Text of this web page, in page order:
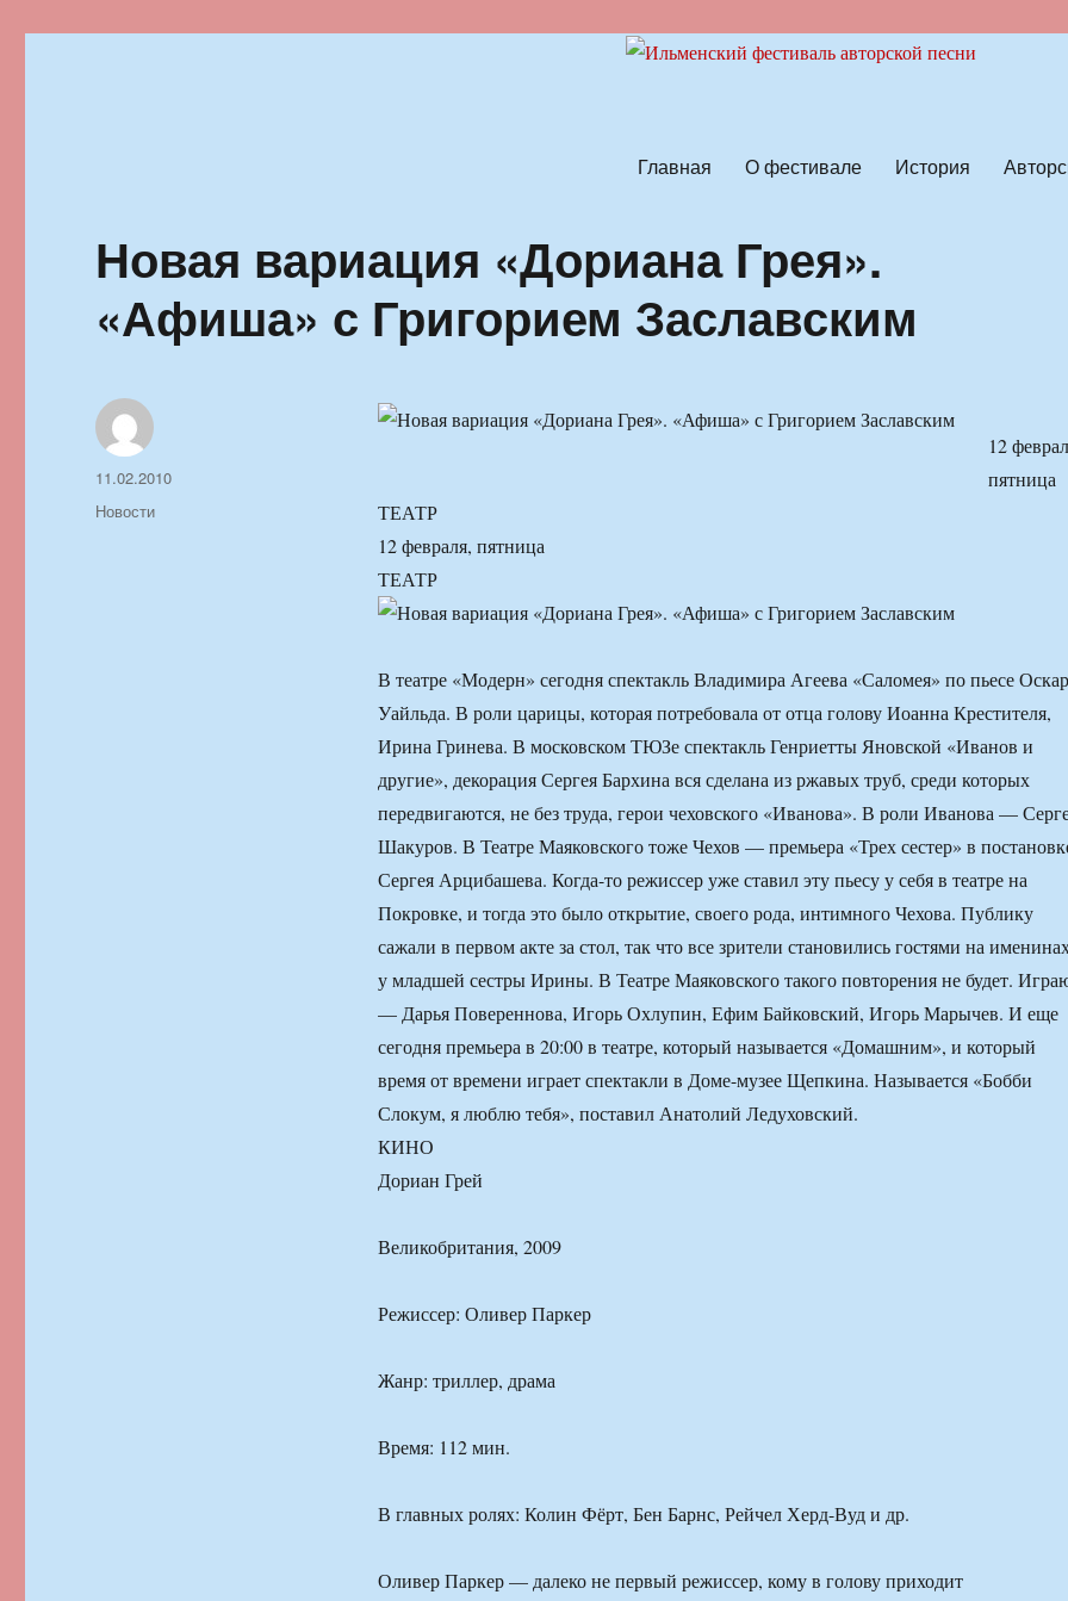
Главная О фестивале История
Новая вариация «Дориана Грея».
«Афиша» с Григорием Заславским
12
пятница
ТЕАТР
12 февраля, пятница
ТЕАТР
В театре «Модерн» сегодня спектакль Владимира Агеева «Саломея» по пьесе
Уайльда. В роли царицы, которая потребовала от отца голову Иоанна Крестителя,
Ирина Гринева. В московском ТЮЗе спектакль Генриетты Яновской «Иванов и
другие», декорация Сергея Бархина вся сделана из ржавых труб, среди которых
передвигаются, не без труда, герои чеховского «Иванова». В роли Иванова —
Шакуров. В Театре Маяковского тоже Чехов — премьера «Трех сестер» в
Сергея Арцибашева. Когда-то режиссер уже ставил эту пьесу у себя в театре на
Покровке, и тогда это было открытие, своего рода, интимного Чехова. Публику
сажали в первом акте за стол, так что все зрители становились гостями на
у младшей сестры Ирины. В Театре Маяковского такого повторения не будет.
— Дарья Повереннова, Игорь Охлупин, Ефим Байковский, Игорь Марычев. И еще
сегодня премьера в 20:00 в театре, который называется «Домашним», и который
время от времени играет спектакли в Доме-музее Щепкина. Называется «Бобби
Слокум, я люблю тебя», поставил Анатолий Ледуховский.
КИНО
Дориан Грей
Великобритания, 2009
Режиссер: Оливер Паркер
Жанр: триллер, драма
Время: 112 мин.
В главных ролях: Колин Фёрт, Бен Барнс, Рейчел Херд-Вуд и др.
Оливер Паркер — далеко не первый режиссер, кому в голову приходит
Автор
Опубликовано
11.02.2010
Рубрики
Новости